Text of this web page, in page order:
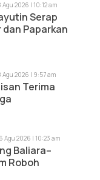
Agu 2026 | 10:12 am
Serap
Paparkan
Agu 2026 | 9:57 am
Terima
Agu 2026 | 10:23 am
Baliara–
Roboh